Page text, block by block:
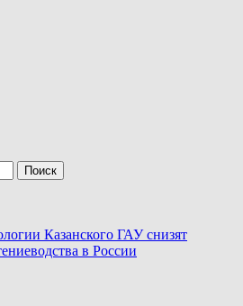
Казанского ГАУ снизят
в России